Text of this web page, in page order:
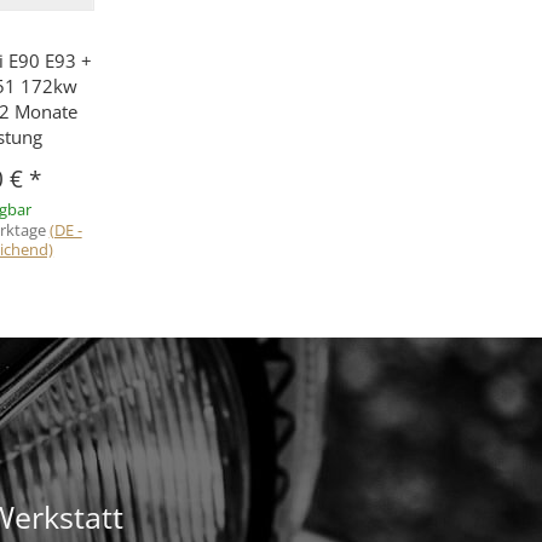
E93 +
172kw
Monate
€ *
(DE -